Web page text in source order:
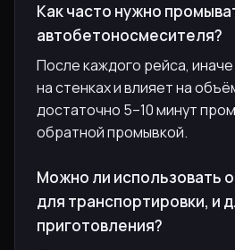
Как часто нужно
автобетоносмесителя?
После каждого рейса,
на стенках и влияет на
достаточно 5–10 минут
обратной промывкой.
Можно ли использовать
для транспортировки, и
приготовления?